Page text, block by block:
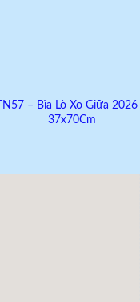
TN57 – Bìa Lò Xo Giữa 2026
37x70Cm